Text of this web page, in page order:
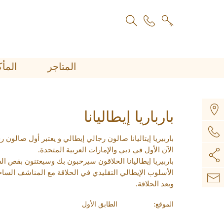
المتاجر
بارباريا إيطاليانا
باربيريا إيتاليانا صالون رجالي إيطالي و يعتبر أول
الآن الأول في دبي والإمارات العربية المتحدة.
باربيريا إيطاليانا الحلاقون سيرحبون بك وسيعتنون بقص
الأسلوب الإيطالي التقليدي في الحلاقة مع المناشف
وبعد الحلاقة.
الموقع:
الطابق الأول